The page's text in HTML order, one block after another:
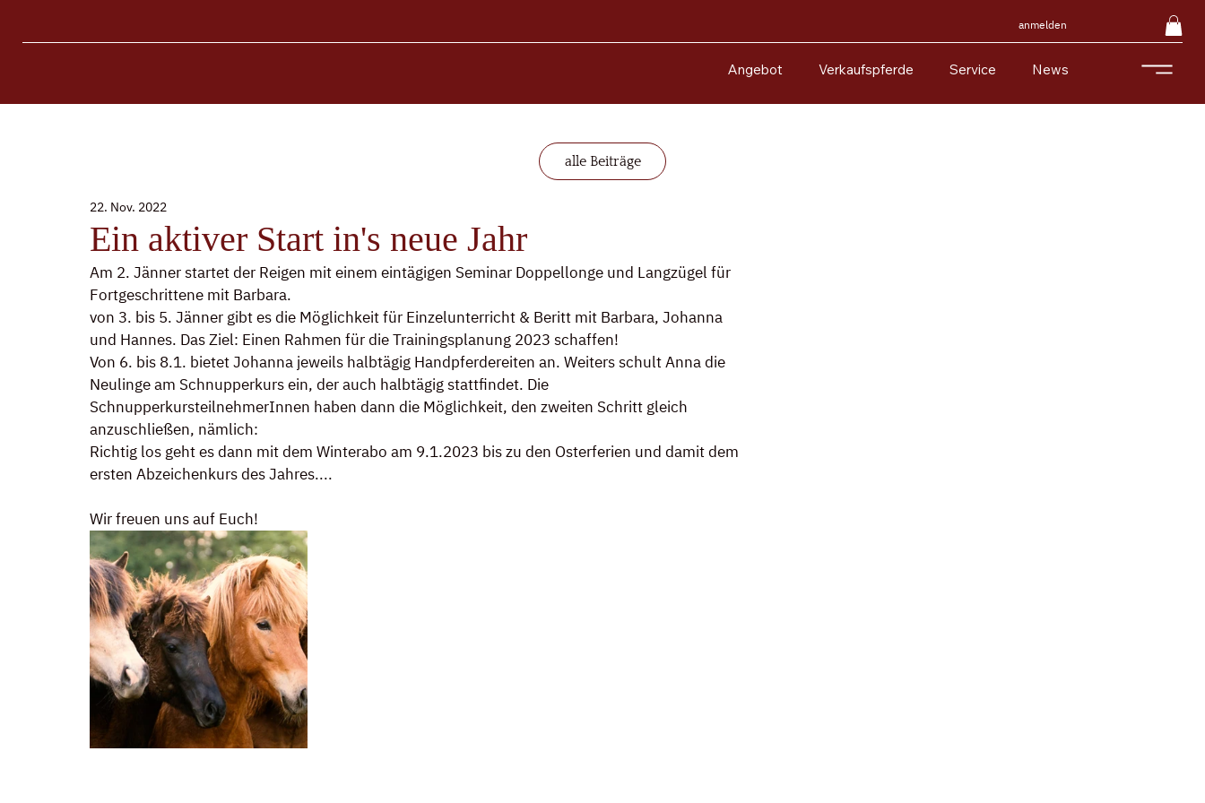
anmelden
Angebot Verkaufspferde Service News
alle Beiträge
Ein aktiver Start in's neue Jahr
22. Nov. 2022
Am 2. Jänner startet der Reigen mit einem eintägigen Seminar Doppellonge und Langzügel für
Fortgeschrittene mit Barbara.
von 3. bis 5. Jänner gibt es die Möglichkeit für Einzelunterricht & Beritt mit Barbara, Johanna
und Hannes. Das Ziel: Einen Rahmen für die Trainingsplanung 2023 schaffen!
Von 6. bis 8.1. bietet Johanna jeweils halbtägig Handpferdereiten an. Weiters schult Anna die
Neulinge am Schnupperkurs ein, der auch halbtägig stattfindet. Die
SchnupperkursteilnehmerInnen haben dann die Möglichkeit, den zweiten Schritt gleich
anzuschließen, nämlich:
Richtig los geht es dann mit dem Winterabo am 9.1.2023 bis zu den Osterferien und damit dem
ersten Abzeichenkurs des Jahres....
Wir freuen uns auf Euch!